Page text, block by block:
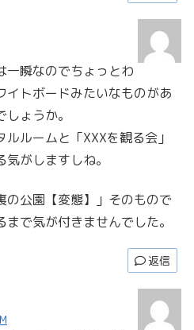
一瞬なのでちょっとわ
イトボードみたいなものがあ
ょうか。
ルルームと「XXXを観る会」
がしますしね。
の公園【変態】」そのもので
で気が付きませんでした。
返信